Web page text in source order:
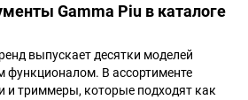
Gamma Piu в каталоге
выпускает десятки моделей
функционалом. В ассортименте
и триммеры, которые подходят как